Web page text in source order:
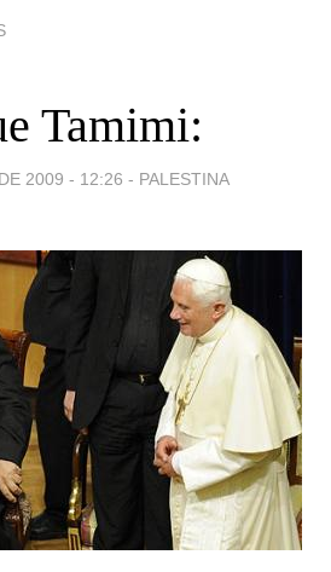
Tamimi:
2009 - 12:26 - PALESTINA